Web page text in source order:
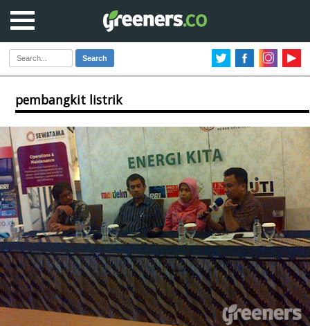
Search
pembangkit listrik